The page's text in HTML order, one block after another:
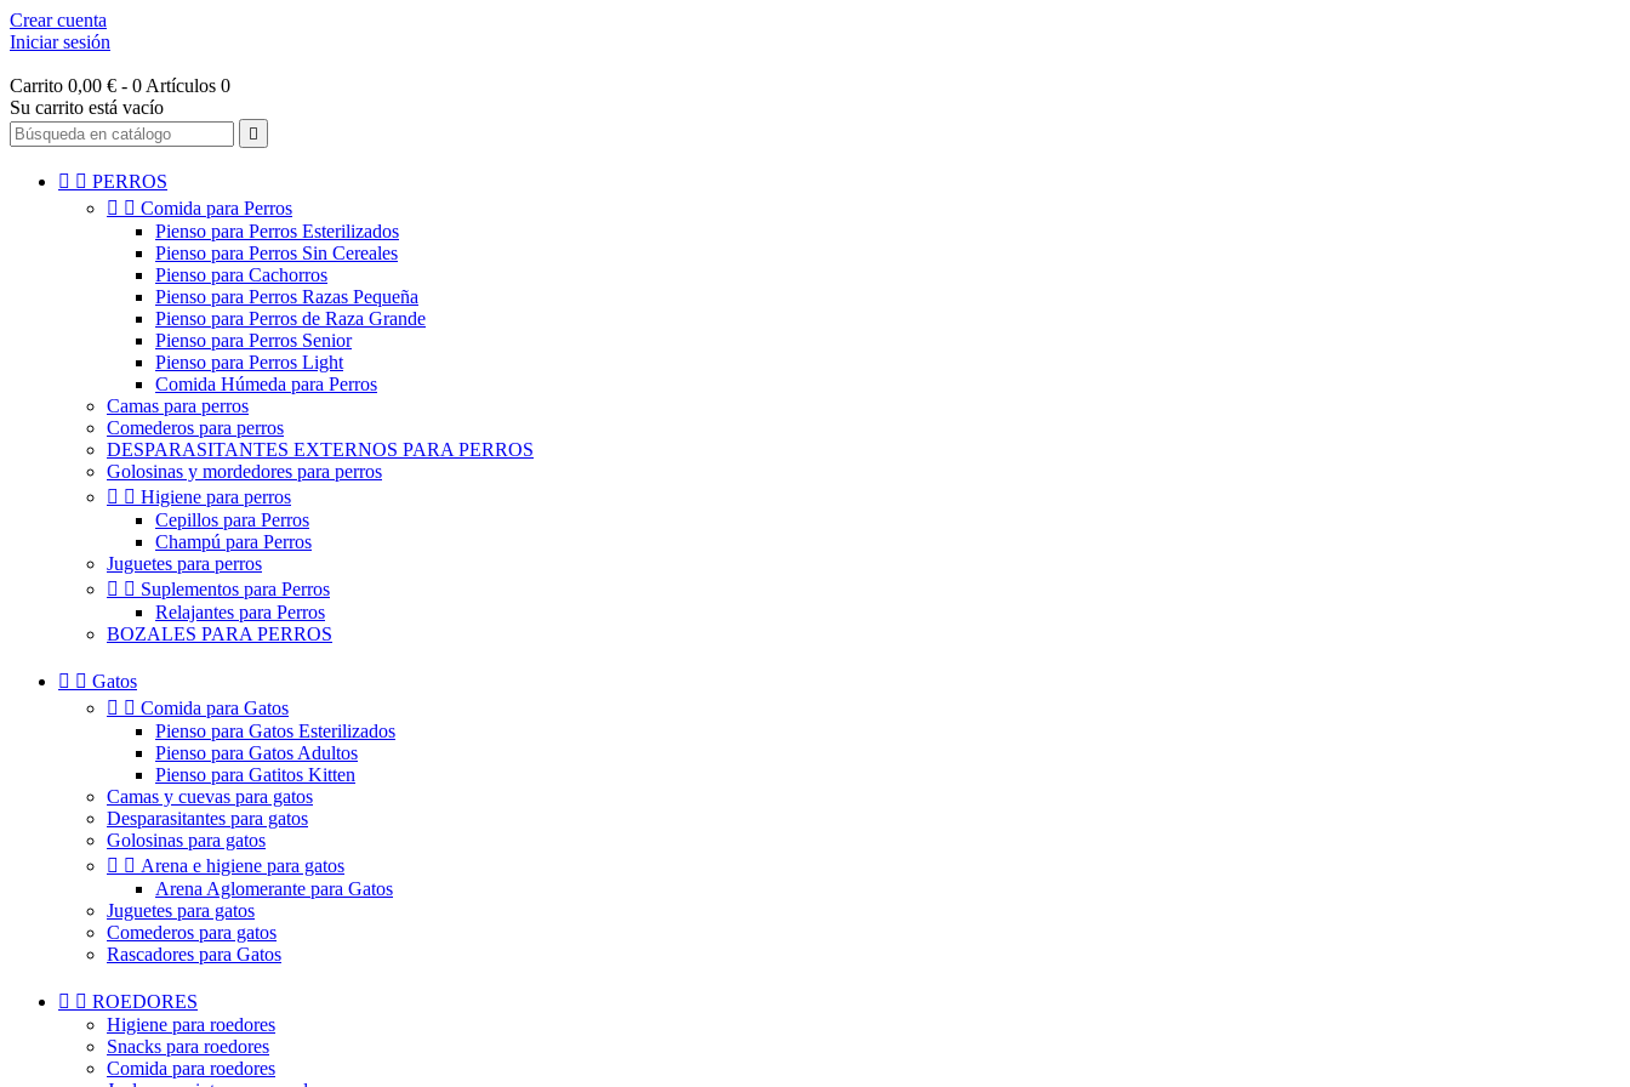
Crear cuenta
Iniciar sesión
Carrito 0,00 € - 0 Artículos 0
Su carrito está vacío

  PERROS
  Comida para Perros
Pienso para Perros Esterilizados
Pienso para Perros Sin Cereales
Pienso para Cachorros
Pienso para Perros Razas Pequeña
Pienso para Perros de Raza Grande
Pienso para Perros Senior
Pienso para Perros Light
Comida Húmeda para Perros
Camas para perros
Comederos para perros
DESPARASITANTES EXTERNOS PARA PERROS
Golosinas y mordedores para perros
  Higiene para perros
Cepillos para Perros
Champú para Perros
Juguetes para perros
  Suplementos para Perros
Relajantes para Perros
BOZALES PARA PERROS
  Gatos
  Comida para Gatos
Pienso para Gatos Esterilizados
Pienso para Gatos Adultos
Pienso para Gatitos Kitten
Camas y cuevas para gatos
Desparasitantes para gatos
Golosinas para gatos
  Arena e higiene para gatos
Arena Aglomerante para Gatos
Juguetes para gatos
Comederos para gatos
Rascadores para Gatos
  ROEDORES
Higiene para roedores
Snacks para roedores
Comida para roedores